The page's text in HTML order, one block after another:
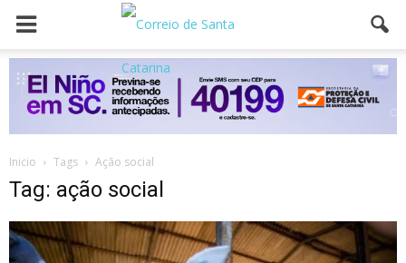
Inicio Tags Ação social
Tag: ação social